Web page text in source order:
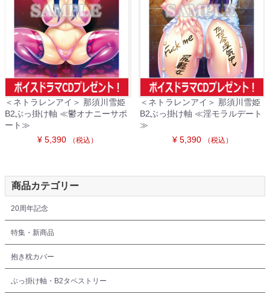
＜ネトラレンアイ＞ 那須川雪姫
B2ぶっ掛け軸 ≪鬱オナニーサポ
ート≫
¥ 5,390
（税込）
＜ネトラレンアイ＞ 那須川雪姫
B2ぶっ掛け軸 ≪淫モラルデート
≫
¥ 5,390
（税込）
商品カテゴリー
20周年記念
特集・新商品
抱き枕カバー
ぶっ掛け軸・B2タペストリー